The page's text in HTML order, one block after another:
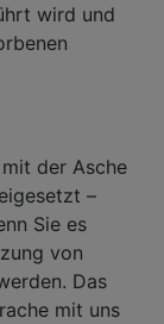
wird und
der Asche
–
Sie es
von
Das
mit uns